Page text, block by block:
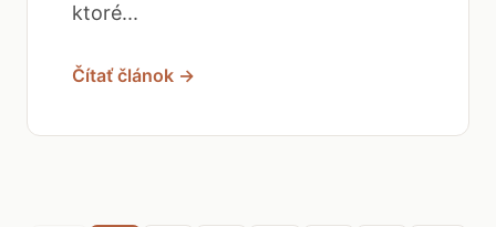
ktoré...
Čítať článok →